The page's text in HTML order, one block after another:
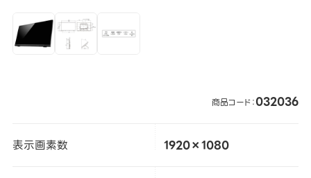
商品コード：032036
表示画素数 1920×1080